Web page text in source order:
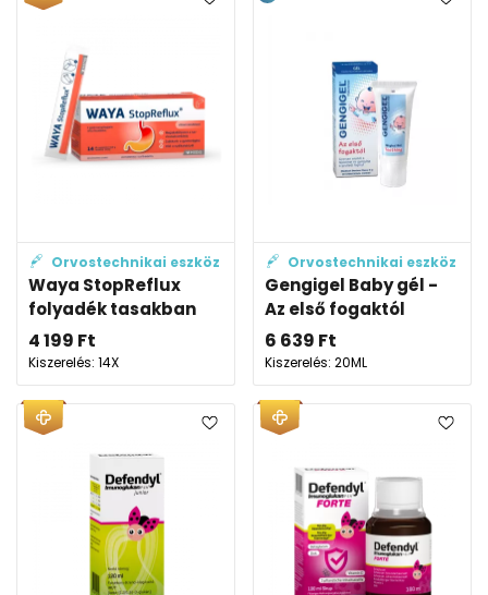
Orvostechnikai eszköz
Waya StopReflux
folyadék tasakban
4 199 Ft
Kiszerelés: 14X
Orvostechnikai eszköz
Gengigel Baby gél -
Az első fogaktól
6 639 Ft
Kiszerelés: 20ML